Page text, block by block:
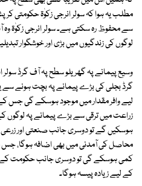
مطلب یہ ہوا کہ سولر انرجی زکوٰۃ حکومتی
سے محفوظ رہ سکتی ہے۔ سولر انرجی زکوٰۃ
لوگوں کی زندگیوں میں بڑی اور خوشگوار
وسیع پیمانے پہ گھریلو سطح پہ آف گرڈ سولر
گرڈ بجلی کی بڑے پیمانے پہ بچت ہونے
لیے وافر مقدار میں موجود ہوسکے گی جس
زراعت میں ترقی سے بڑے پیمانے پہ لوگوں کے
ہوسکیں گے تو دوسری جانب صنعتی اور
محاصل کی آمدنی میں بھی اضافہ
کمی ہوسکے گی تو دوسری جانب حکومت کے
کے لیے زیادہ پیسہ ہوگا۔